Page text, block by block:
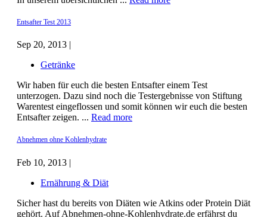
Entsafter Test 2013
Sep 20, 2013 |
Getränke
Wir haben für euch die besten Entsafter einem Test
unterzogen. Dazu sind noch die Testergebnisse von Stiftung
Warentest eingeflossen und somit können wir euch die besten
Entsafter zeigen. ... Read more
Abnehmen ohne Kohlenhydrate
Feb 10, 2013 |
Ernährung & Diät
Sicher hast du bereits von Diäten wie Atkins oder Protein Diät
gehört. Auf Abnehmen-ohne-Kohlenhydrate.de erfährst du